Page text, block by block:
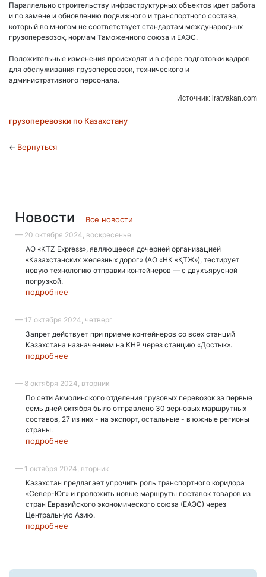
Новости Все новости
— 20 октября 2024, воскресенье
АО «KTZ Express», являющееся дочерней организацией
«Казахстанских железных дорог» (АО «НК «ҚТЖ»), тестирует
новую технологию отправки контейнеров — с двухъярусной
погрузкой.
подробнее
— 17 октября 2024, четверг
Запрет действует при приеме контейнеров со всех станций
Казахстана назначением на КНР через станцию «Достык».
подробнее
— 8 октября 2024, вторник
По сети Акмолинского отделения грузовых перевозок за первые
семь дней октября было отправлено 30 зерновых маршрутных
составов, 27 из них - на экспорт, остальные - в южные регионы
страны.
подробнее
— 1 октября 2024, вторник
Казахстан предлагает упрочить роль транспортного коридора
«Север-Юг» и проложить новые маршруты поставок товаров из
стран Евразийского экономического союза (ЕАЭС) через
Центральную Азию.
подробнее
Параллельно строительству инфраструктурных объектов идет работа
и по замене и обновлению подвижного и транспортного состава,
который во многом не соответствует стандартам международных
грузоперевозок, нормам Таможенного союза и ЕАЭС.
Положительные изменения происходят и в сфере подготовки кадров
для обслуживания грузоперевозок, технического и
административного персонала.
Источник: lratvakan.com
грузоперевозки по Казахстану
← Вернуться